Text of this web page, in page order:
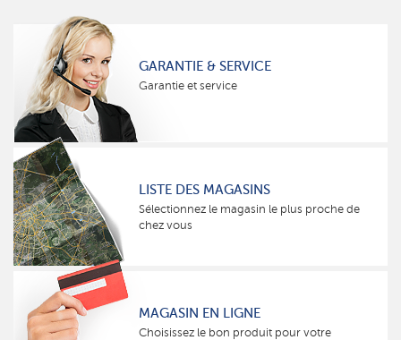
GARANTIE & SERVICE
Garantie et service
LISTE DES MAGASINS
Sélectionnez le magasin le plus proche de
chez vous
MAGASIN EN LIGNE
Choisissez le bon produit pour votre